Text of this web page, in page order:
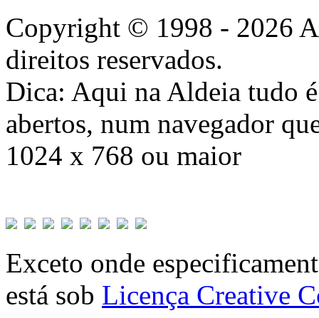
Copyright © 1998 - 2026
direitos reservados.
Dica: Aqui na Aldeia tudo
abertos, num navegador
1024 x 768 ou maior
Exceto onde
está sob Licença Creative